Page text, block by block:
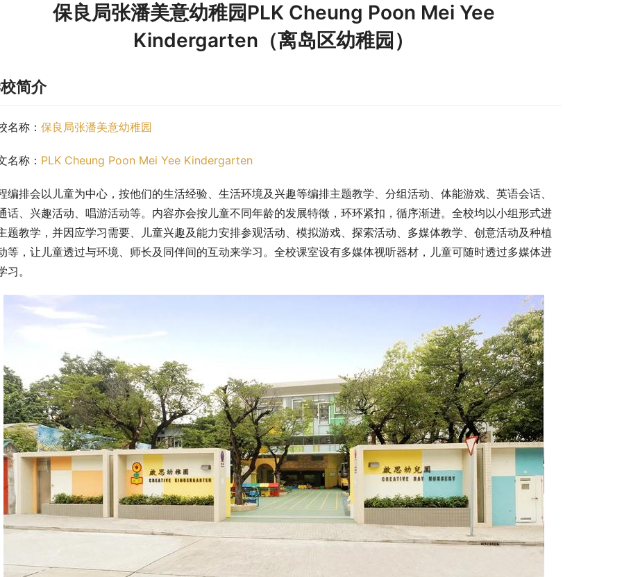
保良局张潘美意幼稚园PLK Cheung Poon Mei Yee
Kindergarten（离岛区幼稚园）
简介
名称： 保良局张潘美意幼稚园
名称： PLK Cheung Poon Mei Yee Kindergarten
编排会以儿童为中心，按他们的生活经验、生活环境及兴趣等编排主题教学、分组活动、体能游戏、英语会话、
话、兴趣活动、唱游活动等。内容亦会按儿童不同年龄的发展特徵，环环紧扣，循序渐进。全校均以小组形式进
题教学，并因应学习需要、儿童兴趣及能力安排参观活动、模拟游戏、探索活动、多媒体教学、创意活动及种植
等，让儿童透过与环境、师长及同伴间的互动来学习。全校课室设有多媒体视听器材，儿童可随时透过多媒体进
习。